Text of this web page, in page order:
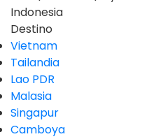
Indonesia
Destino
Vietnam
Tailandia
Lao PDR
Malasia
Singapur
Camboya